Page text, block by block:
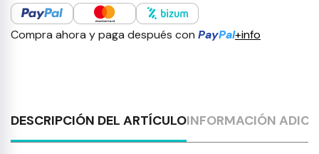
Compra ahora y paga después con PayPal+info
DESCRIPCIÓN DEL ARTÍCULOINFORMACIÓN